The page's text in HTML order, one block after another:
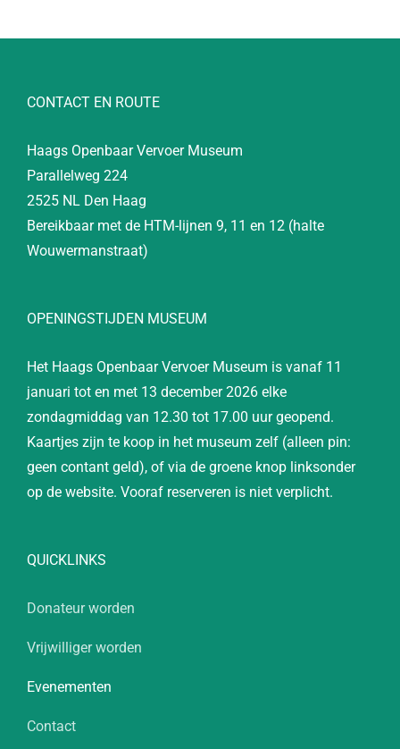
CONTACT EN ROUTE
Haags Openbaar Vervoer Museum
Parallelweg 224
2525 NL Den Haag
Bereikbaar met de HTM-lijnen 9, 11 en 12 (halte
Wouwermanstraat)
OPENINGSTIJDEN MUSEUM
Het Haags Openbaar Vervoer Museum is vanaf 11
januari tot en met 13 december 2026 elke
zondagmiddag van 12.30 tot 17.00 uur geopend.
Kaartjes zijn te koop in het museum zelf (alleen pin:
geen contant geld), of via de groene knop linksonder
op de website. Vooraf reserveren is niet verplicht.
QUICKLINKS
Donateur worden
Vrijwilliger worden
Evenementen
Contact